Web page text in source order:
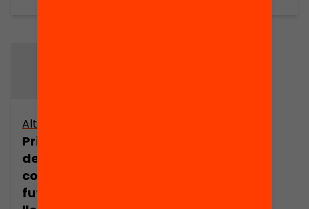
Altres arxius
Primer Congrés
de mitjans de
comunicació: el
futur de les